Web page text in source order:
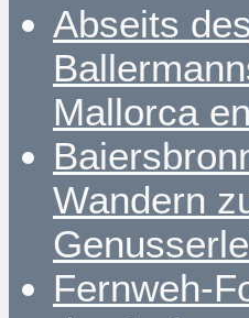
Abseits
Mallorca
Wandern
Fernweh-